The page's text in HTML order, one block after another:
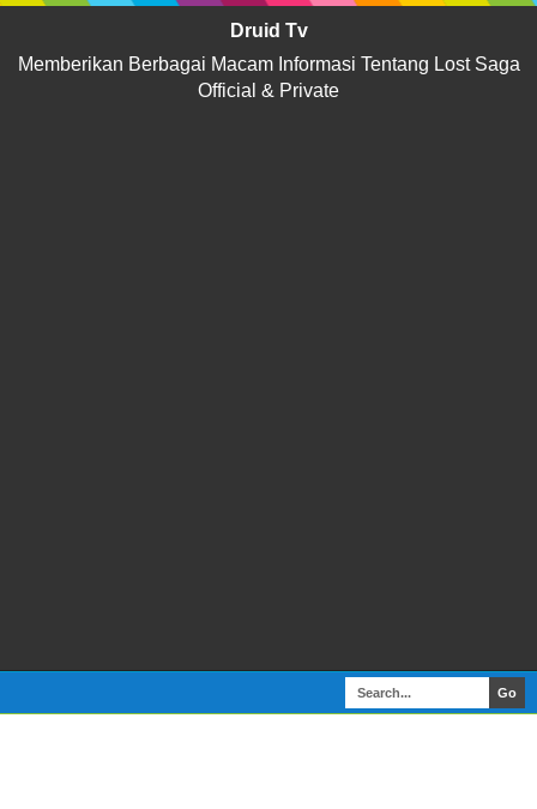
Druid Tv
Memberikan Berbagai Macam Informasi Tentang Lost Saga
Official & Private